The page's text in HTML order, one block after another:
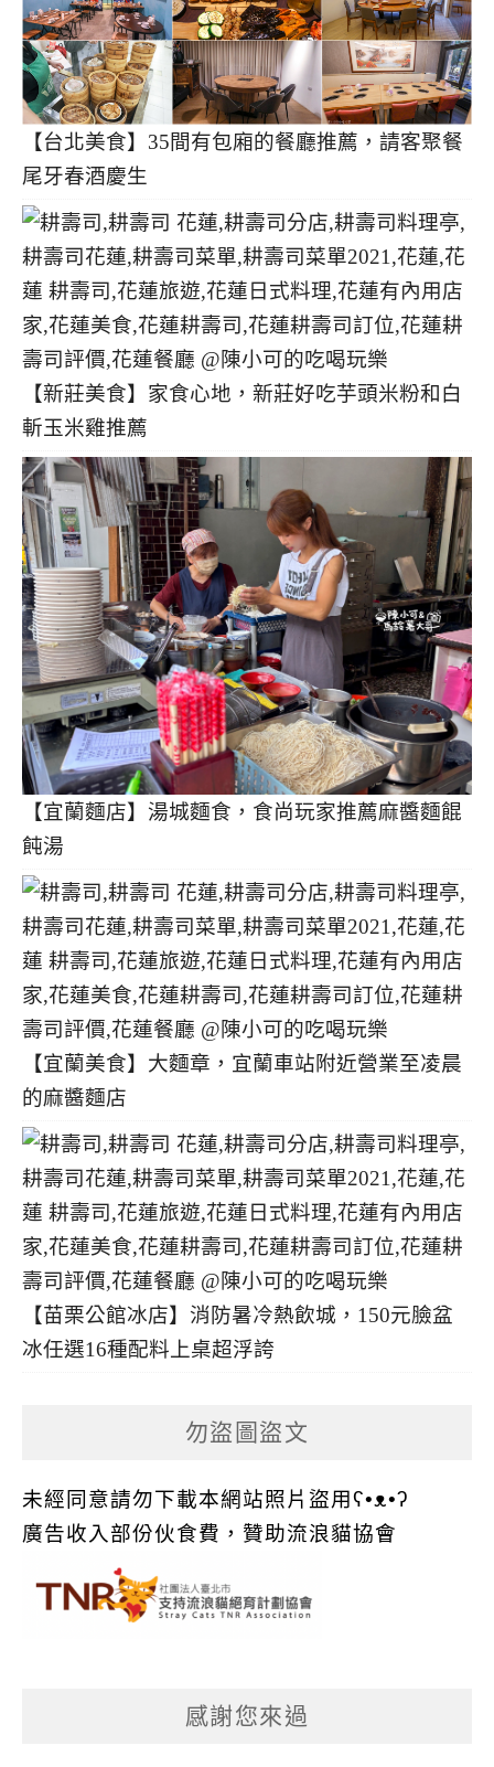
【台北美食】35間有包廂的餐廳推薦，請客聚餐
尾牙春酒慶生
【新莊美食】家食心地，新莊好吃芋頭米粉和白
斬玉米雞推薦
【宜蘭麵店】湯城麵食，食尚玩家推薦麻醬麵餛
飩湯
【宜蘭美食】大麵章，宜蘭車站附近營業至凌晨
的麻醬麵店
【苗栗公館冰店】消防暑冷熱飲城，150元臉盆
冰任選16種配料上桌超浮誇
勿盜圖盜文
未經同意請勿下載本網站照片盜用ʕ•ᴥ•ʔ
廣告收入部份伙食費，贊助流浪貓協會
感謝您來過